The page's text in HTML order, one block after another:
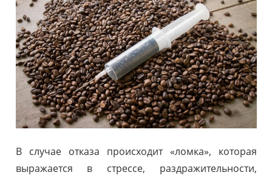
В случае отказа происходит «ломка», которая
выражается в стрессе, раздражительности,